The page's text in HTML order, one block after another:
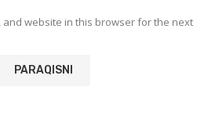
and website in this browser for the next